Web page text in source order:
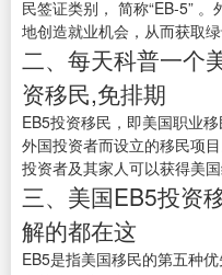
民签证类别， 简称“EB-5”
地创造就业机会，从而获取
二、每天科普一
资移民,免排期
EB5投资移民，即美国职业
外国投资者而设立的移民项
投资者及其家人可以获得美
三、美国EB5投资
解的都在这
EB5是指美国移民的第五种